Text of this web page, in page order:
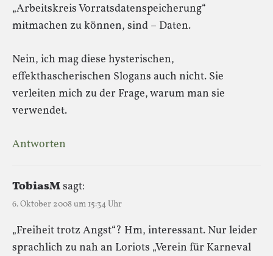
„Arbeitskreis Vorratsdatenspeicherung“
mitmachen zu können, sind – Daten.
Nein, ich mag diese hysterischen,
effekthascherischen Slogans auch nicht. Sie
verleiten mich zu der Frage, warum man sie
verwendet.
Antworten
TobiasMsagt:
6. Oktober 2008 um 15:34 Uhr
„Freiheit trotz Angst“? Hm, interessant. Nur leider
sprachlich zu nah an Loriots „Verein für Karneval